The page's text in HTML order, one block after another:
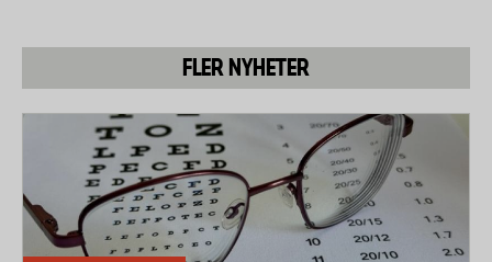
FLER NYHETER